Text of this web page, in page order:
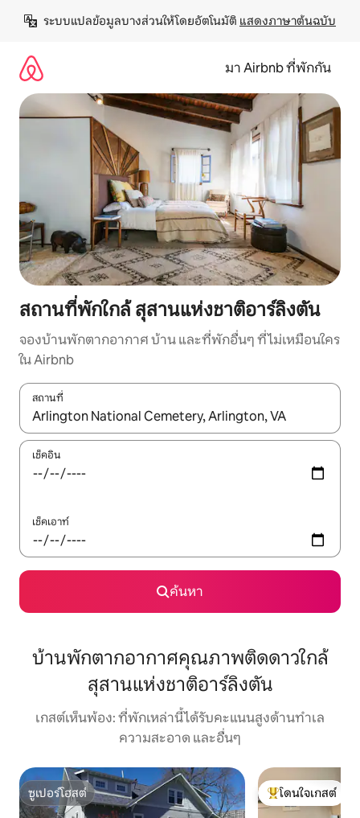
เนื้อหา
ระบบแปลข้อมูลบางส่วนให้โดยอัตโนมัติ แสดงภาษาต้นฉบับ
มา Airbnb ที่พักกัน
สถานที่พักใกล้ สุสานแห่งชาติอาร์ลิงตัน
จองบ้านพักตากอากาศ บ้าน และที่พักอื่นๆ ที่ไม่เหมือนใคร
ใน Airbnb
สถานที่
ใช้ลูกศรขึ้นลง หรือใช้การสัมผัสหรือปัด เพื่อสำรวจผลการค้นหา
เช็คอิน
เช็คเอาท์
ค้นหา
บ้านพักตากอากาศคุณภาพติดดาวใกล้
สุสานแห่งชาติอาร์ลิงตัน
เกสต์เห็นพ้อง: ที่พักเหล่านี้ได้รับคะแนนสูงด้านทำเล
ความสะอาด และอื่นๆ
ซูเปอร์โฮสต์
ซูเปอร์โฮสต์
โดนใจเกสต์ที่สุด
โดนใจเกสต์